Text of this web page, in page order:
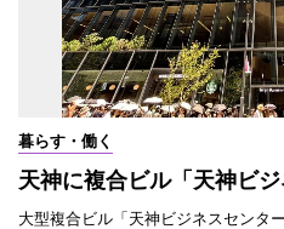
暮らす・働く
天神に複合ビル「天神ビ
大型複合ビル「天神ビジネスセンタ